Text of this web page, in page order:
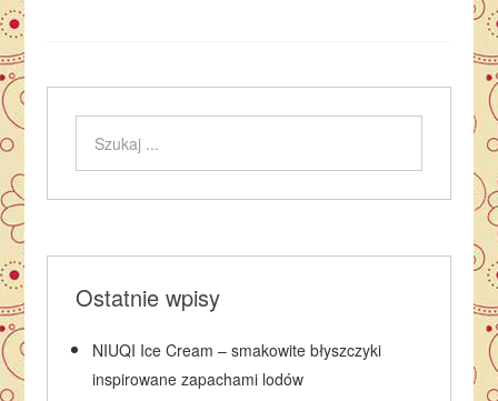
Ostatnie wpisy
NIUQI Ice Cream – smakowite błyszczyki
inspirowane zapachami lodów